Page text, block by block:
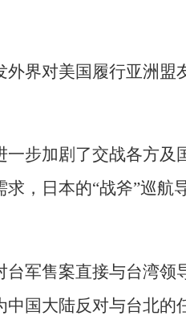
界对美国履行亚洲盟
步加剧了交战各方及
，日本的“战斧”巡航
军售案直接与台湾领
国大陆反对与台北的